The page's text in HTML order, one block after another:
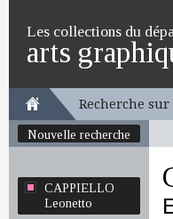
Les collections du
arts
Recherche sur
Nouvelle recherche
CAPPIELLO
Leonetto